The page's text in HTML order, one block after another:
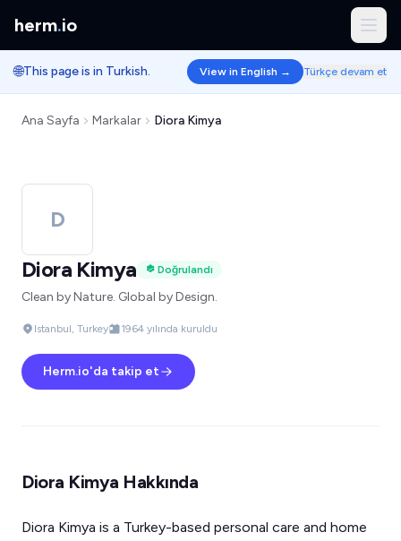
herm.io
🌐This page is in Turkish. View in English → Türkçe devam et
Ana Sayfa Markalar Diora Kimya
D
Diora Kimya
Doğrulandı
Clean by Nature. Global by Design.
Istanbul, Turkey 1964 yılında kuruldu
Herm.io'da takip et
Diora Kimya Hakkında
Diora Kimya is a Turkey-based personal care and home